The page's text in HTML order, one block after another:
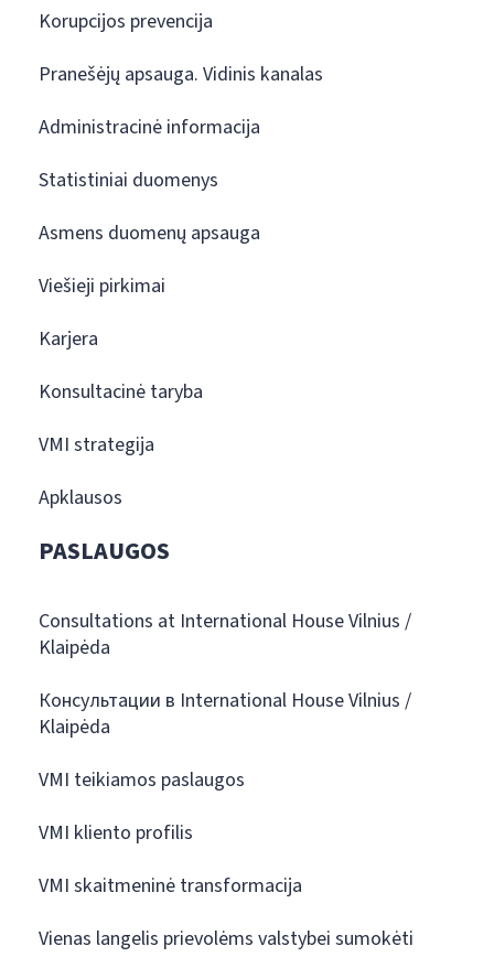
Korupcijos prevencija
Pranešėjų apsauga. Vidinis kanalas
Administracinė informacija
Statistiniai duomenys
Asmens duomenų apsauga
Viešieji pirkimai
Karjera
Konsultacinė taryba
VMI strategija
Apklausos
PASLAUGOS
Consultations at International House Vilnius /
Klaipėda
Консультации в International House Vilnius /
Klaipėda
VMI teikiamos paslaugos
VMI kliento profilis
VMI skaitmeninė transformacija
Vienas langelis prievolėms valstybei sumokėti